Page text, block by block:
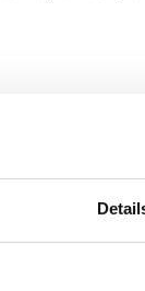
623456621